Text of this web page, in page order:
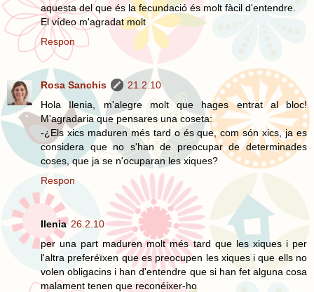
aquesta del que és la fecundació és molt fàcil d'entendre.
El vídeo m'agradat molt
Respon
Rosa Sanchis
21.2.10
Hola Ilenia, m'alegre molt que hages entrat al bloc!
M'agradaria que pensares una coseta:
-¿Els xics maduren més tard o és que, com són xics, ja es
considera que no s'han de preocupar de determinades
coses, que ja se n'ocuparan les xiques?
Respon
Ilenia 26.2.10
per una part maduren molt més tard que les xiques i per
l'altra preferéïxen que es preocupen les xiques i que ells no
volen obligacins i han d'entendre que si han fet alguna cosa
malament tenen que reconéixer-ho